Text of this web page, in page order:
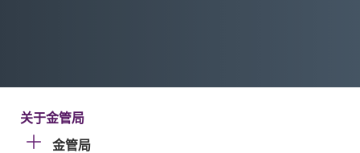
关于金管局
金管局